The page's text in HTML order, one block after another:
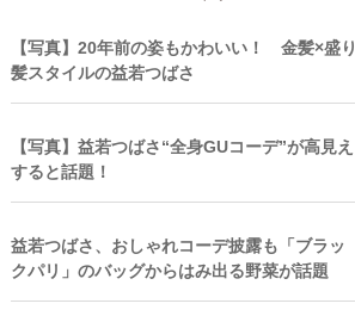
【写真】20年前の姿もかわいい！ 金髪×盛り
髪スタイルの益若つばさ
【写真】益若つばさ“全身GUコーデ”が高見え
すると話題！
益若つばさ、おしゃれコーデ披露も「ブラッ
クパリ」のバッグからはみ出る野菜が話題